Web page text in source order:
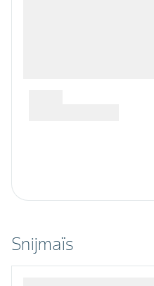
Snijmaïs